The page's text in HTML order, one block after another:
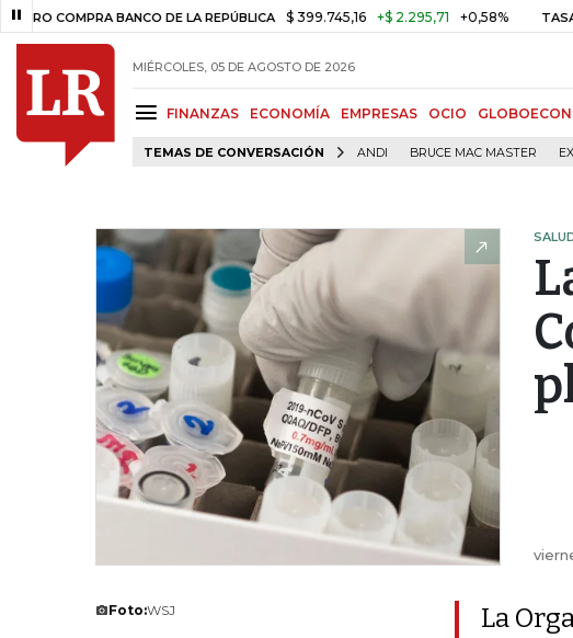
BANCO DE LA REPÚBLICA $ 399.745,16 +$ 2.295,71 +0,58% TASA DE
MIÉRCOLES, 05 DE AGOSTO DE 2026
FINANZAS ECONOMÍA EMPRESAS OCIO
TEMAS DE CONVERSACIÓN ANDI BRUCE MAC MASTER
Foto:WSJ
La